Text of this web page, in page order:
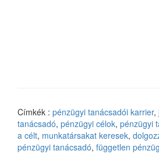
Címkék : pénzügyi tanácsadói karrier,
tanácsadó, pénzügyi célok, pénzügyi
a célt, munkatársakat keresek,
pénzügyi tanácsadó, független